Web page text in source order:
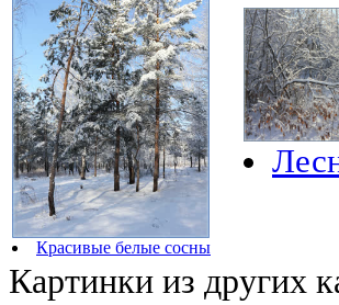
Красивые белые сосны
Картинки из других